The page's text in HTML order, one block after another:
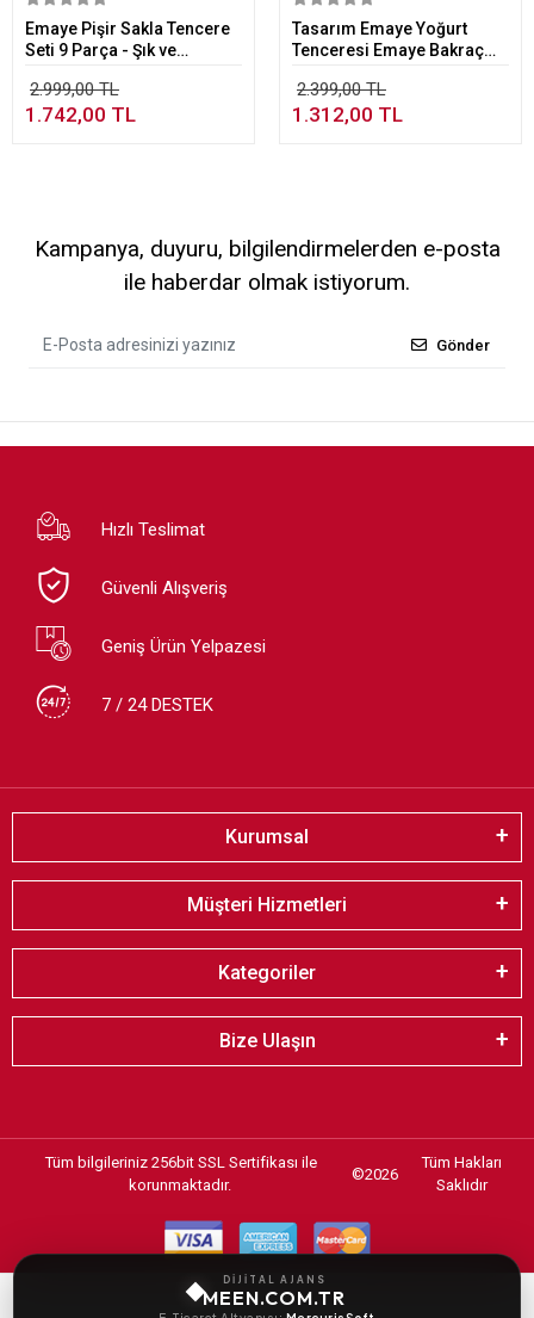
Sepete Ekle
Emaye Pişir Sakla Tencere
Seti 9 Parça - Şık ve
2.999,00 TL
1.742,00 TL
Sepete Ekle
Tasarım Emaye Yoğurt
Tenceresi Emaye Bakraç
2.399,00 TL
1.312,00 TL
Kampanya, duyuru, bilgilendirmelerden e-posta
ile haberdar olmak istiyorum.
Gönder
Hızlı Teslimat
Güvenli Alışveriş
Geniş Ürün Yelpazesi
7 / 24 DESTEK
Kurumsal
Müşteri Hizmetleri
Kategoriler
Bize Ulaşın
Tüm bilgileriniz 256bit SSL Sertifikası ile
korunmaktadır.
©2026
Tüm Hakları
Saklıdır
DİJİTAL AJANS
MEEN.COM.TR